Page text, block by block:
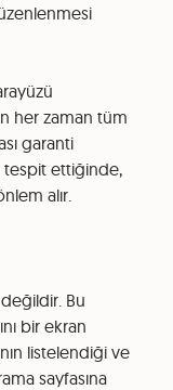
her zaman tüm
garanti
tespit ettiğinde,
alır.
Bu
bir ekran
listelendiği ve
sayfasına